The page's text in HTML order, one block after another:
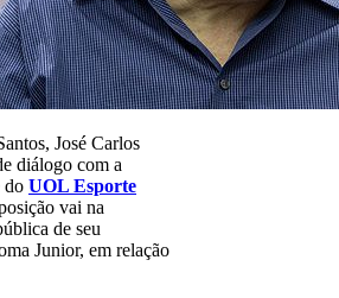
José Carlos
diálogo com a
do UOL Esporte
vai na
de seu
Junior, em relação